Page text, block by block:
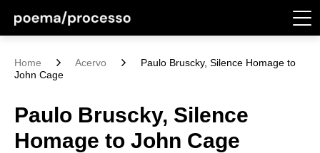
Home Acervo
Paulo Bruscky, Silence Homage to
John Cage
Paulo Bruscky, Silence
Homage to John Cage